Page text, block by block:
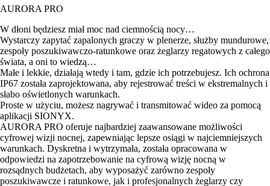
AURORA PRO
W dłoni będziesz miał moc nad ciemnością nocy…
Wystarczy zapytać zapalonych graczy w plenerze, służby mundurowe,
zespoły poszukiwawczo-ratunkowe oraz żeglarzy regatowych z całego
świata, a oni to wiedzą…
Małe i lekkie, działają wtedy i tam, gdzie ich potrzebujesz. Ich ochrona
IP67 została zaprojektowana, aby rejestrować treści w ekstremalnych i
słabo oświetlonych warunkach.
Proste w użyciu, możesz nagrywać i transmitować wideo za pomocą
aplikacji SIONYX.
AURORA PRO oferuje najbardziej zaawansowane możliwości
cyfrowej wizji nocnej, zapewniając lepsze osiągi w najciemniejszych
warunkach. Dyskretna i wytrzymała, została opracowana w
odpowiedzi na zapotrzebowanie na cyfrową wizję nocną w
rozsądnych budżetach, aby wyposażyć zarówno zespoły
poszukiwawcze i ratunkowe, jak i profesjonalnych żeglarzy czy